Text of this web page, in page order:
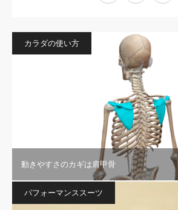
カラダの使い方
動きやすさのカギは肩甲骨
パフォーマンススーツ